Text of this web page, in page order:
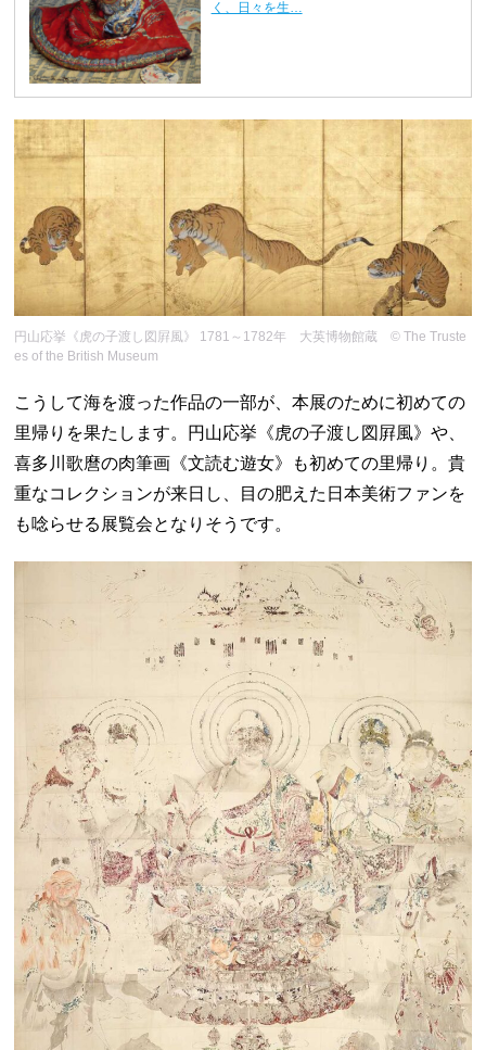
く、日々を生…
円山応挙《虎の子渡し図屛風》 1781～1782年 大英博物館蔵 © The Truste
es of the British Museum
こうして海を渡った作品の一部が、本展のために初めての
里帰りを果たします。円山応挙《虎の子渡し図屛風》や、
喜多川歌麿の肉筆画《文読む遊女》も初めての里帰り。貴
重なコレクションが来日し、目の肥えた日本美術ファンを
も唸らせる展覧会となりそうです。